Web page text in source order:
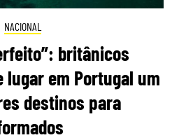
NACIONAL
britânicos
em Portugal um
destinos para